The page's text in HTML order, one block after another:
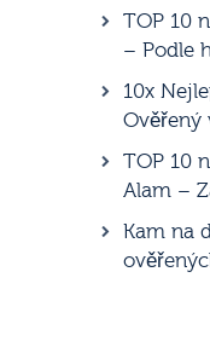
TOP 10
– Podle
10x
Ověřený
TOP 10
Alam –
Kam na